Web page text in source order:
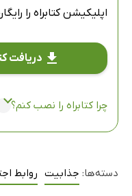
اپلیکیشن کتابراه را
دریافت
چرا کتابراه را نصب کنم؟
دسته‌ها: جذابیت روابط